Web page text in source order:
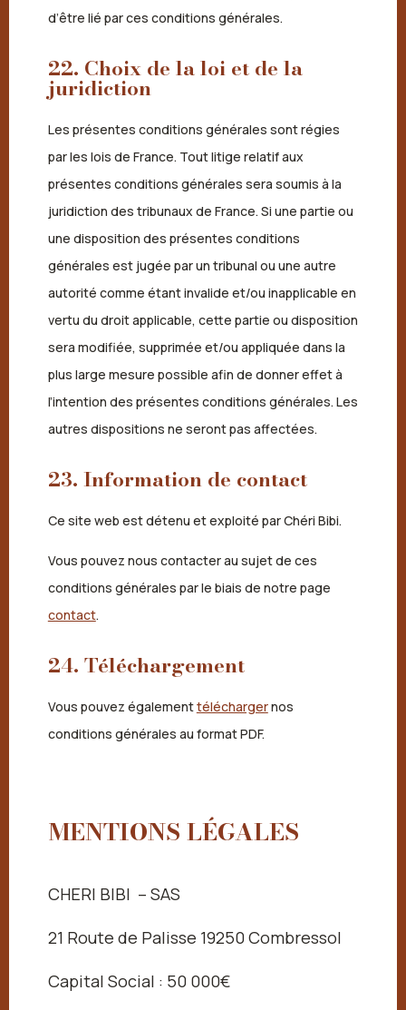
d’être lié par ces conditions générales.
22. Choix de la loi et de la
juridiction
Les présentes conditions générales sont régies
par les lois de France. Tout litige relatif aux
présentes conditions générales sera soumis à la
juridiction des tribunaux de France. Si une partie ou
une disposition des présentes conditions
générales est jugée par un tribunal ou une autre
autorité comme étant invalide et/ou inapplicable en
vertu du droit applicable, cette partie ou disposition
sera modifiée, supprimée et/ou appliquée dans la
plus large mesure possible afin de donner effet à
l’intention des présentes conditions générales. Les
autres dispositions ne seront pas affectées.
23. Information de contact
Ce site web est détenu et exploité par Chéri Bibi.
Vous pouvez nous contacter au sujet de ces
conditions générales par le biais de notre page
contact.
24. Téléchargement
Vous pouvez égalementtéléchargernos
conditions générales au format PDF.
MENTIONS LÉGALES
CHERI BIBI – SAS
21 Route de Palisse 19250 Combressol
Capital Social : 50 000€